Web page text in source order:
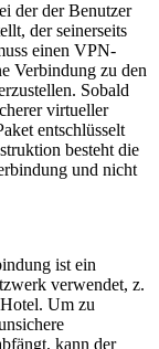
der der Benutzer
der seinerseits
einen VPN-
Verbindung zu den
Sobald
virtueller
entschlüsselt
besteht die
und nicht
ist ein
verwendet, z.
Um zu
kann der